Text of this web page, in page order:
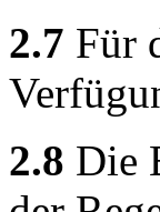
2.7 Für
2.8 Die